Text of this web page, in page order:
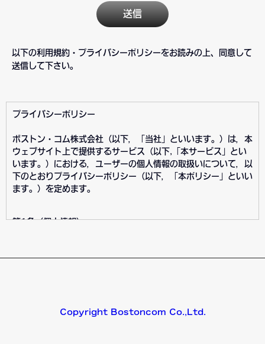
送信
以下の利用規約・プライバシーポリシーをお読みの上、同意して
送信して下さい。
プライバシーポリシー
ボストン・コム株式会社（以下，「当社」といいます。）は，本
ウェブサイト上で提供するサービス（以下,「本サービス」とい
います。）における，ユーザーの個人情報の取扱いについて，以
下のとおりプライバシーポリシー（以下，「本ポリシー」といい
ます。）を定めます。
第1条（個人情報）
る氏名，生年月日，住所，電話番号，連絡先その他の記述等によ
Copyright Bostoncom Co.,Ltd.